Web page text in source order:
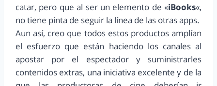
catar, pero que al ser un elemento de «iBooks«,
no tiene pinta de seguir la línea de las otras apps.
Aun así, creo que todos estos productos amplían
el esfuerzo que están haciendo los canales al
apostar por el espectador y suministrarles
contenidos extras, una iniciativa excelente y de la